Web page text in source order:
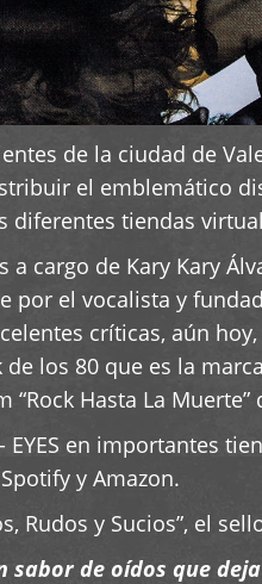
de la ciudad de
el emblemático
diferentes tiendas
a cargo de Kary Kary
el vocalista y
críticas, aún
los 80 que es la
Hasta La
en importantes
Spotify y Amazon.
Rudos y Sucios”, el
de oídos que